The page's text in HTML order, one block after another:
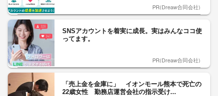
PR(Dreaw合同会社)
SNSアカウントを着実に成長。実はみんなココ使
ってます。
PR(Dreaw合同会社)
「売上金を金庫に」 イオンモール熊本で死亡の
22歳女性 勤務店運営会社の指示受け...